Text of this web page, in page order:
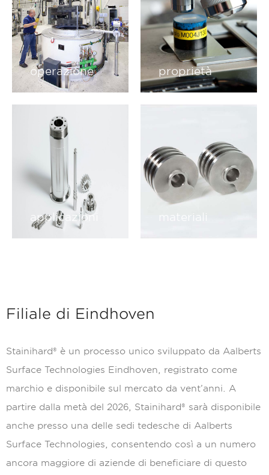
operazione proprietà
applicazioni materiali
Filiale di Eindhoven
Stainihard® è un processo unico sviluppato da Aalberts
Surface Technologies Eindhoven, registrato come
marchio e disponibile sul mercato da vent’anni. A
partire dalla metà del 2026, Stainihard® sarà disponibile
anche presso una delle sedi tedesche di Aalberts
Surface Technologies, consentendo così a un numero
ancora maggiore di aziende di beneficiare di questo